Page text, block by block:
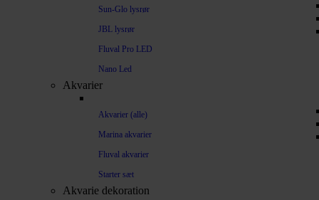
Sun-Glo lysrør
JBL lysrør
Fluval Pro LED
Nano Led
Akvarier
Akvarier (alle)
Marina akvarier
Fluval akvarier
Starter sæt
Akvarie dekoration